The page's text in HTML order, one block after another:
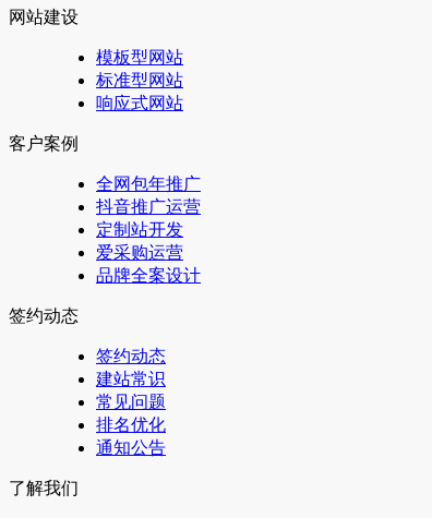
网站建设
模板型网站
标准型网站
响应式网站
客户案例
全网包年推广
抖音推广运营
定制站开发
爱采购运营
品牌全案设计
签约动态
签约动态
建站常识
常见问题
排名优化
通知公告
了解我们